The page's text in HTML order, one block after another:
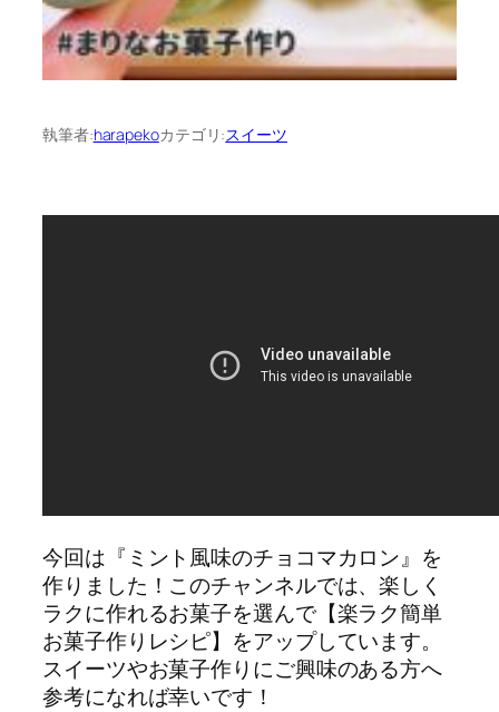
執筆者:harapekoカテゴリ:スイーツ
今回は『ミント風味のチョコマカロン』を
作りました！このチャンネルでは、楽しく
ラクに作れるお菓子を選んで【楽ラク簡単
お菓子作りレシピ】をアップしています。
スイーツやお菓子作りにご興味のある方へ
参考になれば幸いです！